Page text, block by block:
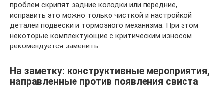
проблем скрипят задние колодки или передние,
исправить это можно только чисткой и настройкой
деталей подвески и тормозного механизма. При этом
некоторые комплектующие с критическим износом
рекомендуется заменить.
На заметку: конструктивные мероприятия,
направленные против появления свиста